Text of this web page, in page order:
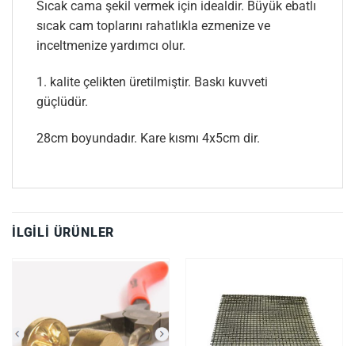
Sıcak cama şekil vermek için idealdir. Büyük ebatlı
sıcak cam toplarını rahatlıkla ezmenize ve
inceltmenize yardımcı olur.
1. kalite çelikten üretilmiştir. Baskı kuvveti
güçlüdür.
28cm boyundadır. Kare kısmı 4x5cm dir.
İLGILI ÜRÜNLER